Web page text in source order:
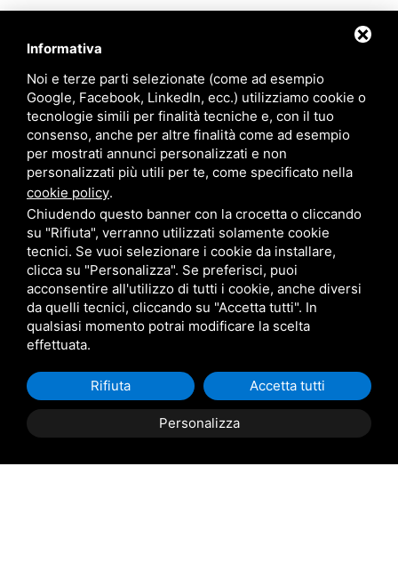
Marchi
Pedrali
Scab
Belair
Giardini Veneti
Star Progetti
Giulio Barbieri
Informativa
Noi e terze parti selezionate (come ad esempio
Google, Facebook, LinkedIn, ecc.) utilizziamo cookie o
tecnologie simili per finalità tecniche e, con il tuo
consenso, anche per altre finalità come ad esempio
per mostrati annunci personalizzati e non
personalizzati più utili per te, come specificato nella
cookie policy.
Chiudendo questo banner con la crocetta o cliccando
su "Rifiuta", verranno utilizzati solamente cookie
tecnici. Se vuoi selezionare i cookie da installare,
clicca su "Personalizza". Se preferisci, puoi
acconsentire all'utilizzo di tutti i cookie, anche diversi
da quelli tecnici, cliccando su "Accetta tutti". In
qualsiasi momento potrai modificare la scelta
effettuata.
Personalizza
Rifiuta Accetta tutti